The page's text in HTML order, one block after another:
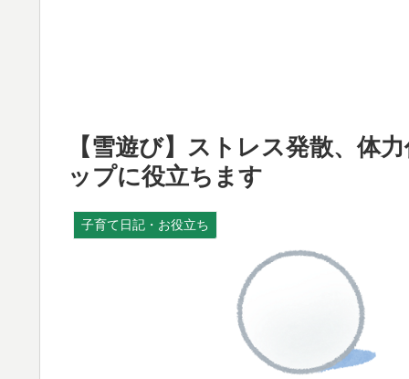
【雪遊び】ストレス発散、体
ップに役立ちます
子育て日記・お役立ち